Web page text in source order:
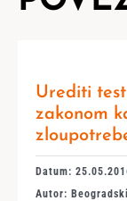
Urediti
zakonom
Datum:
Autor: